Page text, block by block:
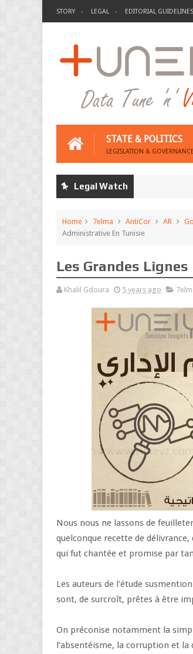
STORY LEGAL EDITORIAL GUIDELINES
STATE & POLITICS
LEGISLATION & GOVERNANCE
Legal Watch
Home 7elma AntiCor AR
Administrative En Tunisie
Les Grandes
Khalil Gdoura 5 years ago
Nous nous ne lassons de
quelconque recette de
qui fut chantée et promise par
Les auteurs de l'étude
sont, de surcroît, prêtes à être
On préconise notamment la
l’absentéisme, la corruption et